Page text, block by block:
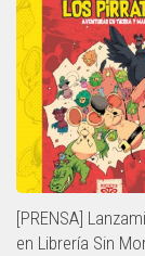
[PRENSA]
en Librería Sin